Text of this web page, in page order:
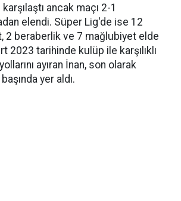
ancak maçı 2-1
elendi. Süper Lig'de ise 12
2 beraberlik ve 7 mağlubiyet elde
2023 tarihinde kulüp ile karşılıklı
ayıran İnan, son olarak
yer aldı.